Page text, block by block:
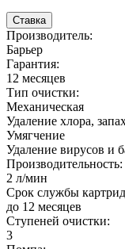
Ставка
Производитель:
Барьер
Гарантия:
12 месяцев
Тип очистки:
Механическая
Удаление хлора,
Умягчение
Удаление вирусов и
Производительность:
2 л/мин
Срок службы
до 12 месяцев
Ступеней очистки:
3